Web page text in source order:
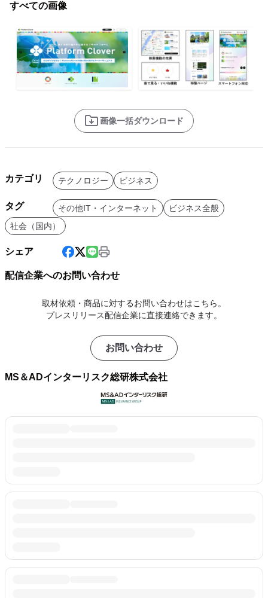
すべての画像
画像一括ダウンロード
カテゴリ テクノロジー ビジネス
タグ その他IT・インターネット
ビジネス全般
社会（国内）
シェア
配信企業へのお問い合わせ
取材依頼・商品に対するお問い合わせはこちら。
プレスリリース配信企業に直接連絡できます。
お問い合わせ
MS＆ADインターリスク総研株式会社